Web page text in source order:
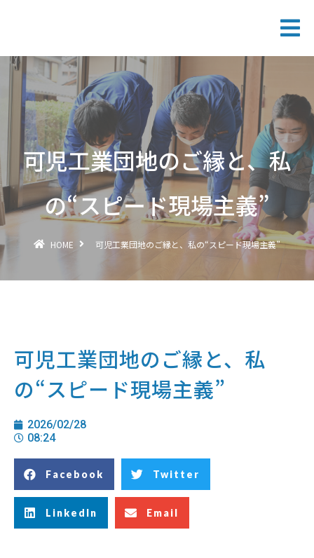
可児工業団地のご縁と、私
の“スピード現場主義”
HOME 可児工業団地のご縁と、私の“スピード現場主義”
可児工業団地のご縁と、私
の“スピード現場主義”
2026/02/28
08:24
Facebook Twitter
LinkedIn Email